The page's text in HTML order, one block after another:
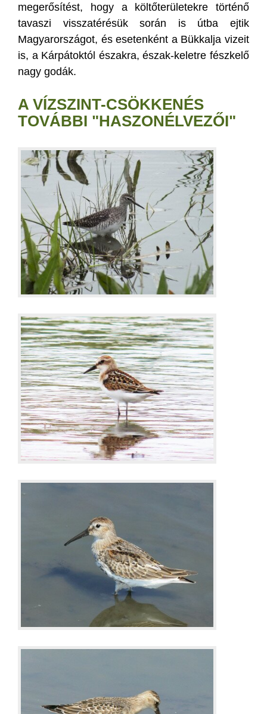
megerősítést, hogy a költőterületekre történő
tavaszi visszatérésük során is útba ejtik
Magyarországot, és esetenként a Bükkalja vizeit
is, a Kárpátoktól északra, észak-keletre fészkelő
nagy godák.
A VÍZSZINT-CSÖKKENÉS
TOVÁBBI "HASZONÉLVEZŐI"